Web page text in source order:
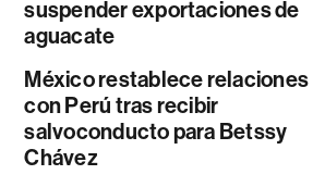
suspender exportaciones de
aguacate
México restablece relaciones
con Perú tras recibir
salvoconducto para Betssy
Chávez